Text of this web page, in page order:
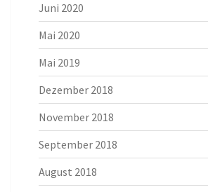
Juni 2020
Mai 2020
Mai 2019
Dezember 2018
November 2018
September 2018
August 2018